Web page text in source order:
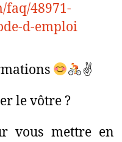
faq/48971-
d-emploi
✌
le vôtre ?
vous mettre en